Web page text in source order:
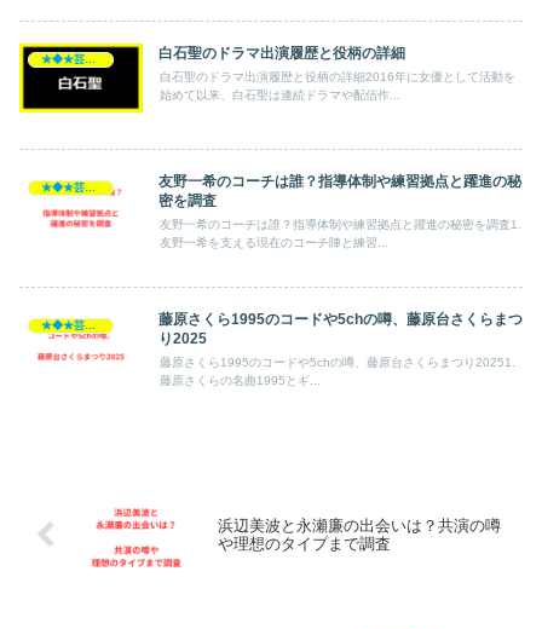
白石聖のドラマ出演履歴と役柄の詳細
白石聖のドラマ出演履歴と役柄の詳細2016年に女優として活動を
始めて以来、白石聖は連続ドラマや配信作...
★◆★芸能人★◆★
友野一希のコーチは誰？指導体制や練習拠点と躍進の秘
密を調査
友野一希のコーチは誰？指導体制や練習拠点と躍進の秘密を調査1.
友野一希を支える現在のコーチ陣と練習...
藤原さくら1995のコードや5chの噂、藤原台さくらまつ
り2025
藤原さくら1995のコードや5chの噂、藤原台さくらまつり20251.
藤原さくらの名曲1995とギ...
浜辺美波と永瀬廉の出会いは？共演の噂
や理想のタイプまで調査